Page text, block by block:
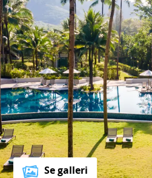
Se galleri